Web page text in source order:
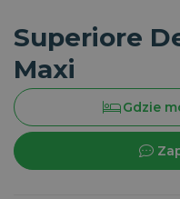
Superiore
Maxi
Gdzie